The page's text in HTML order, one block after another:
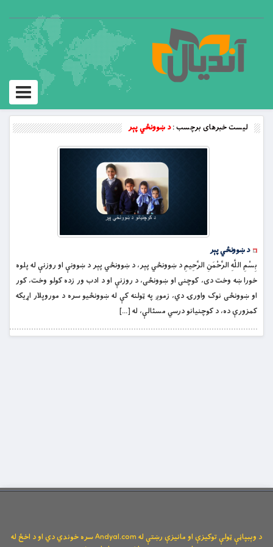
Toggle
لیست خبرهای برچسب :د ښوونځي پېر
د ښوونځي پېر
بِسْمِ اللَّهِ الرَّحْمَنِ الرَّحِيمِ د ښوونځي پېر، د ښوونځي پېر د ښوونې او روزنې له پلوه
خورا ښه وخت دی، کوچنی او ښوونځی، د روزنې او د ادب ور زده کولو وخت، کور
او ښوونځی نوک واورۍ دي، زموږ په ټولنه کې له ښوونځیو سره د موروپلار اړیکه
کمزورې ده، د کوچنیانو درسي مسئالې، له […]
د وېبپاڼې ټولې توکیزې او مانیزې رښتې له Andyal.com سره خوندي دي او د اخځ له